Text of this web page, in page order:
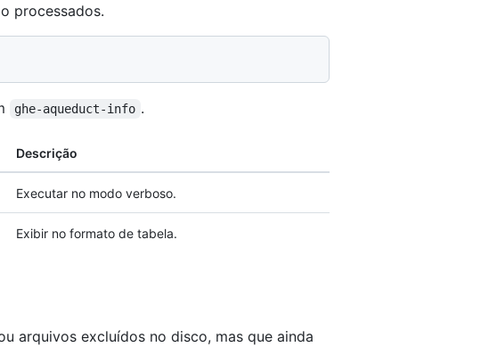
processados.
ghe-aqueduct-info .
Descrição
Executar no modo verboso.
Exibir no formato de tabela.
arquivos excluídos no disco, mas que ainda